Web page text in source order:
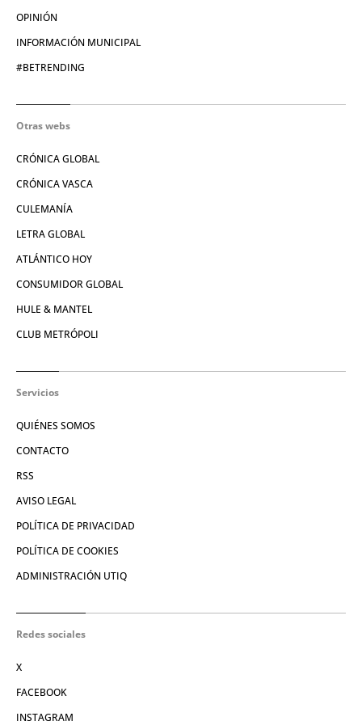
OPINIÓN
INFORMACIÓN MUNICIPAL
#BETRENDING
Otras webs
CRÓNICA GLOBAL
CRÓNICA VASCA
CULEMANÍA
LETRA GLOBAL
ATLÁNTICO HOY
CONSUMIDOR GLOBAL
HULE & MANTEL
CLUB METRÓPOLI
Servicios
QUIÉNES SOMOS
CONTACTO
RSS
AVISO LEGAL
POLÍTICA DE PRIVACIDAD
POLÍTICA DE COOKIES
ADMINISTRACIÓN UTIQ
Redes sociales
X
FACEBOOK
INSTAGRAM